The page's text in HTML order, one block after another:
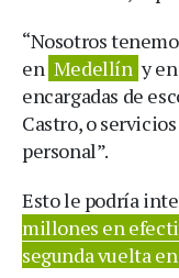
“Nosotros
en Medellín y
encargadas de
Castro, o
personal”.
Esto le podría
millones en
segunda vuelta